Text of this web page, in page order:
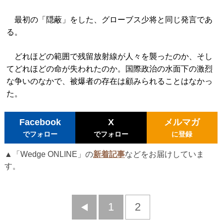
最初の「隠蔽」をした、グローブス少将と同じ発言であ
る。
どれほどの範囲で残留放射線が人々を襲ったのか、そし
てどれほどの命が失われたのか。国際政治の水面下の激烈
な争いのなかで、被爆者の存在は顧みられることはなかっ
た。
Facebook
でフォロー
X
でフォロー
メルマガ
に登録
▲「Wedge ONLINE」の新着記事などをお届けしていま
す。
前
1 2